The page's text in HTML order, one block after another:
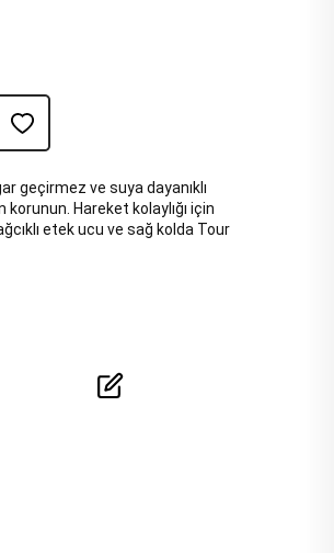
geçirmez ve suya dayanıklı
Hareket kolaylığı için
etek ucu ve sağ kolda Tour